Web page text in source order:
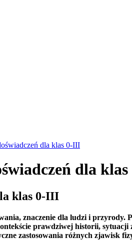
dla klas 0-III
dla
klas 0-III
znaczenie dla ludzi i
prawdziwej historii,
zastosowania różnych zjawisk